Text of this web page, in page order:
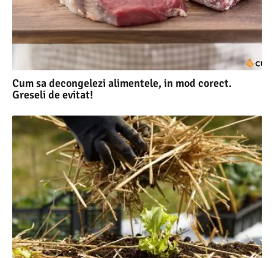
Cum sa decongelezi alimentele, in mod corect.
Greseli de evitat!